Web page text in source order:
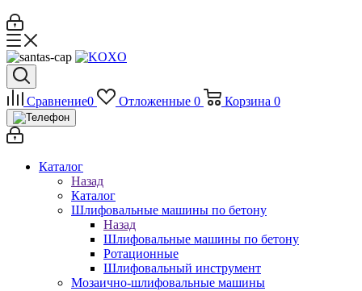
Сравнение0 Отложенные 0 Корзина 0
Каталог
Назад
Каталог
Шлифовальные машины по бетону
Назад
Шлифовальные машины по бетону
Ротационные
Шлифовальный инструмент
Мозаично-шлифовальные машины